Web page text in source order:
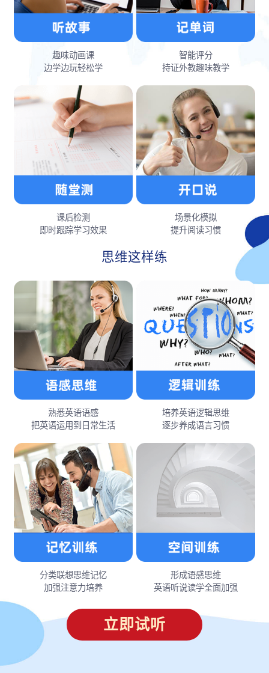
趣味动画课
边学边玩轻松学
智能评分
持证外教趣味教学
课后检测
即时跟踪学习效果
场景化模拟
提升阅读习惯
思维这样练
熟悉英语语感
把英语运用到日常生活
培养英语逻辑思维
逐步养成语言习惯
分类联想思维记忆
加强注意力培养
形成语感思维
英语听说读学全面加强
立即试听